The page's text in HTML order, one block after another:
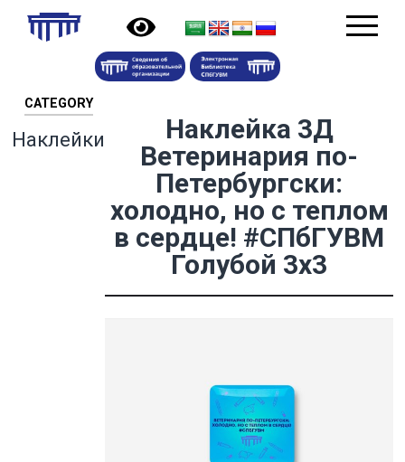
CATEGORY
Наклейки
Наклейка 3Д
Ветеринария по-
Петербургски:
холодно, но с теплом
в сердце! #СПбГУВМ
Голубой 3х3